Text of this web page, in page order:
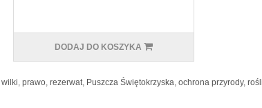
DODAJ DO KOSZYKA
wilki, prawo, rezerwat, Puszcza Świętokrzyska, ochrona przyrody,